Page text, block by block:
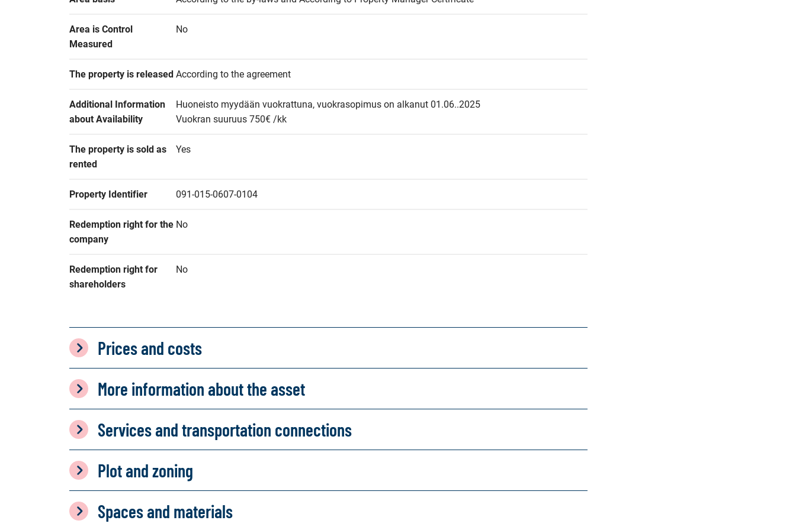
Area is Control
Measured
No
The property is released According to the agreement
Additional Information
about Availability
Huoneisto myydään vuokrattuna, vuokrasopimus on alkanut 01.06..2025
Vuokran suuruus 750€ /kk
The property is sold as
rented
Yes
Property Identifier 091-015-0607-0104
Redemption right for the
company
No
Redemption right for
shareholders
No
Prices and costs
More information about the asset
Services and transportation connections
Plot and zoning
Spaces and materials